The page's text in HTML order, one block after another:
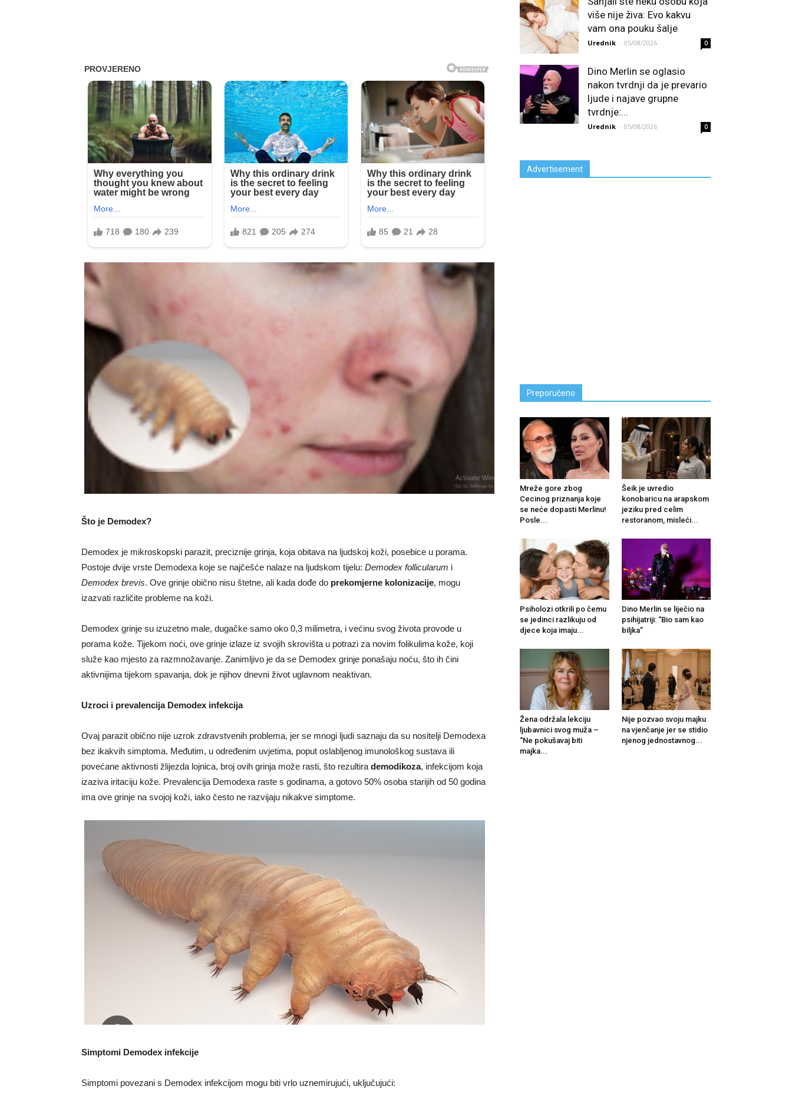
Što je Demodex?
Demodex je mikroskopski parazit, preciznije grinja, koja obitava na ljudskoj koži, posebice u porama.
Postoje dvije vrste Demodexa koje se najčešće nalaze na ljudskom tijelu: Demodex follicularum i
Demodex brevis. Ove grinje obično nisu štetne, ali kada dođe do prekomjerne kolonizacije, mogu
izazvati različite probleme na koži.
Demodex grinje su izuzetno male, dugačke samo oko 0,3 milimetra, i većinu svog života provode u
porama kože. Tijekom noći, ove grinje izlaze iz svojih skrovišta u potrazi za novim folikulima kože, koji
služe kao mjesto za razmnožavanje. Zanimljivo je da se Demodex grinje ponašaju noću, što ih čini
aktivnijima tijekom spavanja, dok je njihov dnevni život uglavnom neaktivan.
Uzroci i prevalencija Demodex infekcija
Ovaj parazit obično nije uzrok zdravstvenih problema, jer se mnogi ljudi saznaju da su nositelji Demodexa
bez ikakvih simptoma. Međutim, u određenim uvjetima, poput oslabljenog imunološkog sustava ili
povećane aktivnosti žlijezda lojnica, broj ovih grinja može rasti, što rezultira demodikoza, infekcijom koja
izaziva iritaciju kože. Prevalencija Demodexa raste s godinama, a gotovo 50% osoba starijih od 50 godina
ima ove grinje na svojoj koži, iako često ne razvijaju nikakve simptome.
Simptomi Demodex infekcije
Simptomi povezani s Demodex infekcijom mogu biti vrlo uznemirujući, uključujući:
više nije živa: Evo kakvu
vam ona pouku šalje
Urednik - 05/08/2026 0
Dino Merlin se oglasio
nakon tvrdnji da je prevario
ljude i najave grupne
tvrdnje:...
Urednik - 05/08/2026 0
Advertisement
Preporučeno
Mreže gore zbog
Cecinog priznanja koje
se neće dopasti Merlinu!
Posle...
Šeik je uvredio
konobaricu na arapskom
jeziku pred celim
restoranom, misleći...
Psiholozi otkrili po čemu
se jedinci razlikuju od
djece koja imaju...
Dino Merlin se liječio na
psihijatriji: “Bio sam kao
biljka”
Žena održala lekciju
ljubavnici svog muža –
“Ne pokušavaj biti
majka...
Nije pozvao svoju majku
na vjenčanje jer se stidio
njenog jednostavnog...